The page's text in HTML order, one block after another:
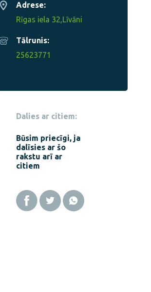
Adrese:
Rīgas iela 32,Līvāni
Tālrunis:
25623771
Dalies ar citiem:
Būsim priecīgi, ja
dalīsies ar šo
rakstu arī ar
citiem